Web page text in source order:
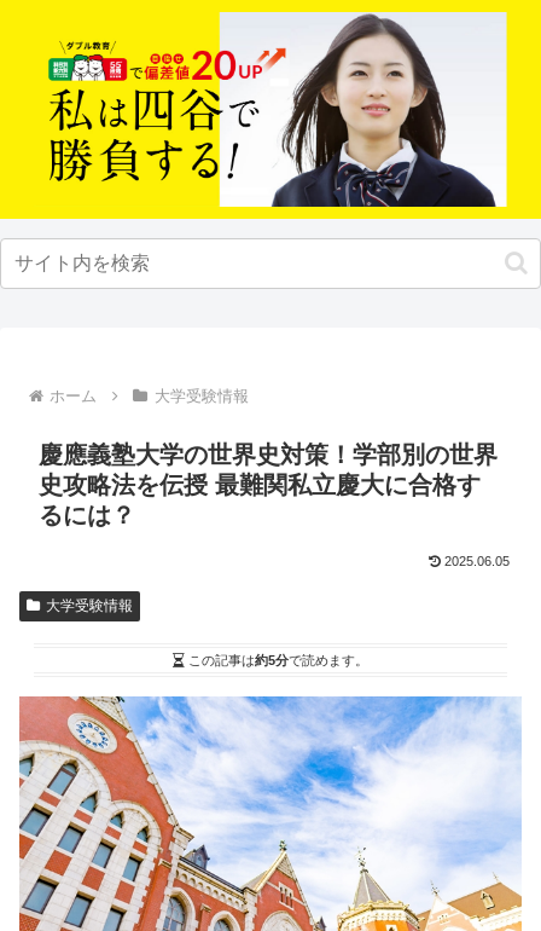
ホーム 大学受験情報
慶應義塾大学の世界史対策！学部別の世界
史攻略法を伝授 最難関私立慶大に合格す
るには？
2025.06.05
大学受験情報
この記事は約5分で読めます。